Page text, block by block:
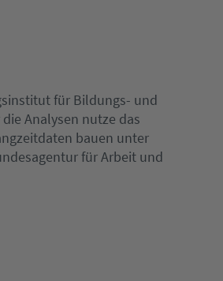
für Bildungs- und
Analysen nutze das
bauen unter
für Arbeit und